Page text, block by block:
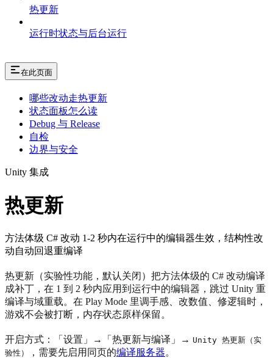
热更新
运行时状态与后台运行
在此页面
哪些改动走热更新
状态面板怎么读
Debug 与 Release
自检
边界与安全
Unity 集成
热更新
方法体级 C# 改动 1-2 秒内在运行中的编辑器生效，结构性改
动自动回退重编译
热更新（实验性功能，默认关闭）把方法体级的 C# 改动编译
成补丁，在 1 到 2 秒内应用到运行中的编辑器，跳过 Unity 重
编译与域重载。在 Play Mode 里调手感、改数值、修逻辑时，
游戏不会被打断，内存状态原样保留。
开启方式：「设置」→「热更新与编译」→ Unity 热更新（实
验性）
，需要先启用同页的编译服务器。